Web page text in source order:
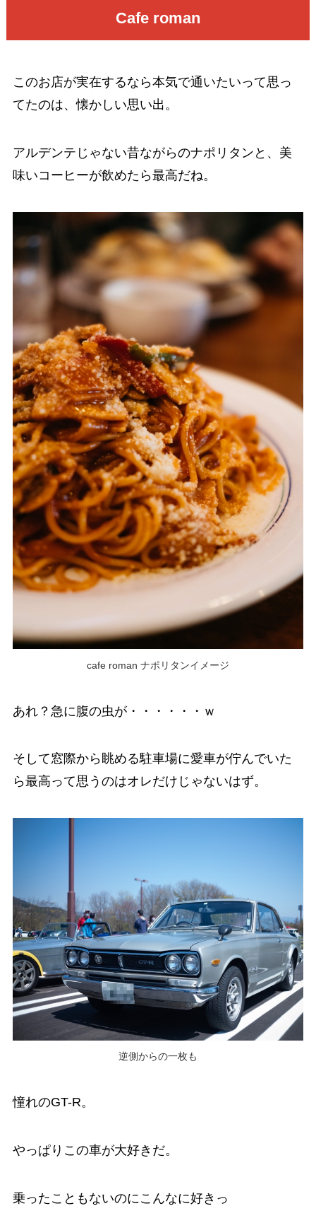
Cafe roman
このお店が実在するなら本気で通いたいって思っ
てたのは、懐かしい思い出。
アルデンテじゃない昔ながらのナポリタンと、美
味いコーヒーが飲めたら最高だね。
cafe roman ナポリタンイメージ
あれ？急に腹の虫が・・・・・・ｗ
そして窓際から眺める駐車場に愛車が佇んでいた
ら最高って思うのはオレだけじゃないはず。
逆側からの一枚も
憧れのGT-R。
やっぱりこの車が大好きだ。
乗ったこともないのにこんなに好きっ